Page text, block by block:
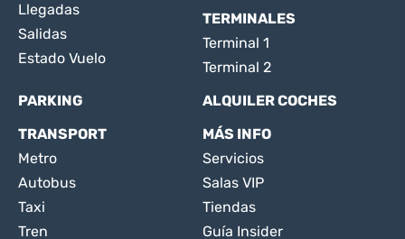
Llegadas
Salidas
Estado Vuelo
TERMINALES
Terminal 1
Terminal 2
PARKING
ALQUILER COCHES
TRANSPORT
Metro
Autobus
Taxi
Tren
MÁS INFO
Servicios
Salas VIP
Tiendas
Guía Insider